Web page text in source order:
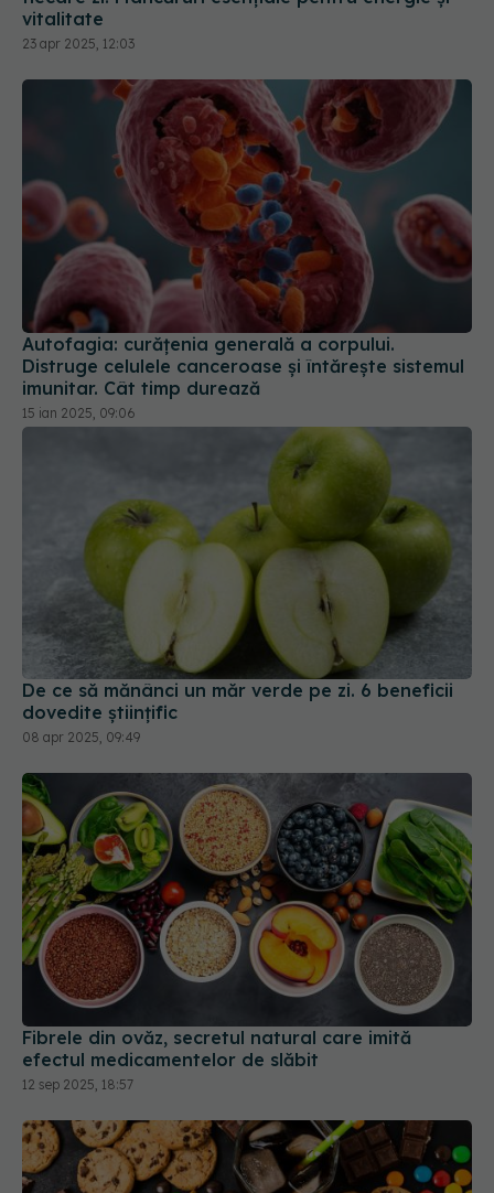
Autofagia: curățenia generală a corpului.
Distruge celulele canceroase și întărește sistemul
imunitar. Cât timp durează
15 ian 2025, 09:06
De ce să mănânci un măr verde pe zi. 6 beneficii
dovedite științific
08 apr 2025, 09:49
Fibrele din ovăz, secretul natural care imită
efectul medicamentelor de slăbit
12 sep 2025, 18:57